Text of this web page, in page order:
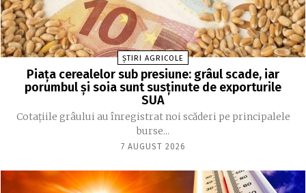
ȘTIRI AGRICOLE
Piața cerealelor sub presiune: grâul scade, iar
porumbul și soia sunt susținute de exporturile
SUA
Cotațiile grâului au înregistrat noi scăderi pe principalele
burse...
7 AUGUST 2026